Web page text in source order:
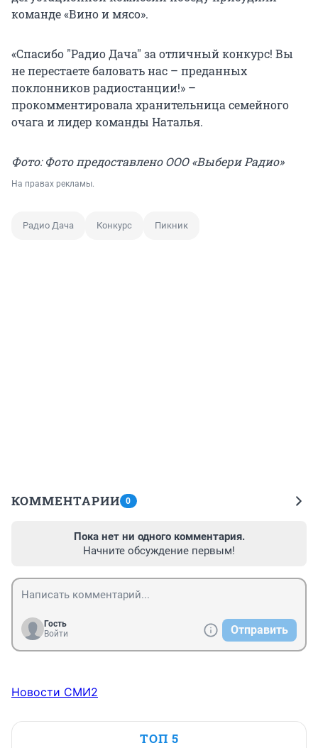
команде «Вино и мясо».
«Спасибо "Радио Дача" за отличный конкурс! Вы
не перестаете баловать нас – преданных
поклонников радиостанции!» –
прокомментировала хранительница семейного
очага и лидер команды Наталья.
Фото: Фото предоставлено ООО «Выбери Радио»
На правах рекламы.
Радио Дача Конкурс Пикник
КОММЕНТАРИИ 0
Пока нет ни одного комментария.
Начните обсуждение первым!
Гость
Войти
Отправить
Новости СМИ2
ТОП 5